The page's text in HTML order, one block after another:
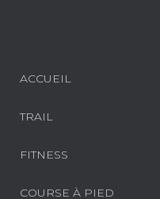
ACCUEIL
TRAIL
FITNESS
COURSE À PIED